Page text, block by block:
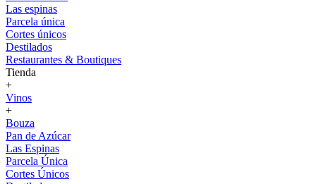
Las espinas
Parcela única
Cortes únicos
Destilados
Restaurantes & Boutiques
Tienda
+
Vinos
+
Bouza
Pan de Azúcar
Las Espinas
Parcela Única
Cortes Únicos